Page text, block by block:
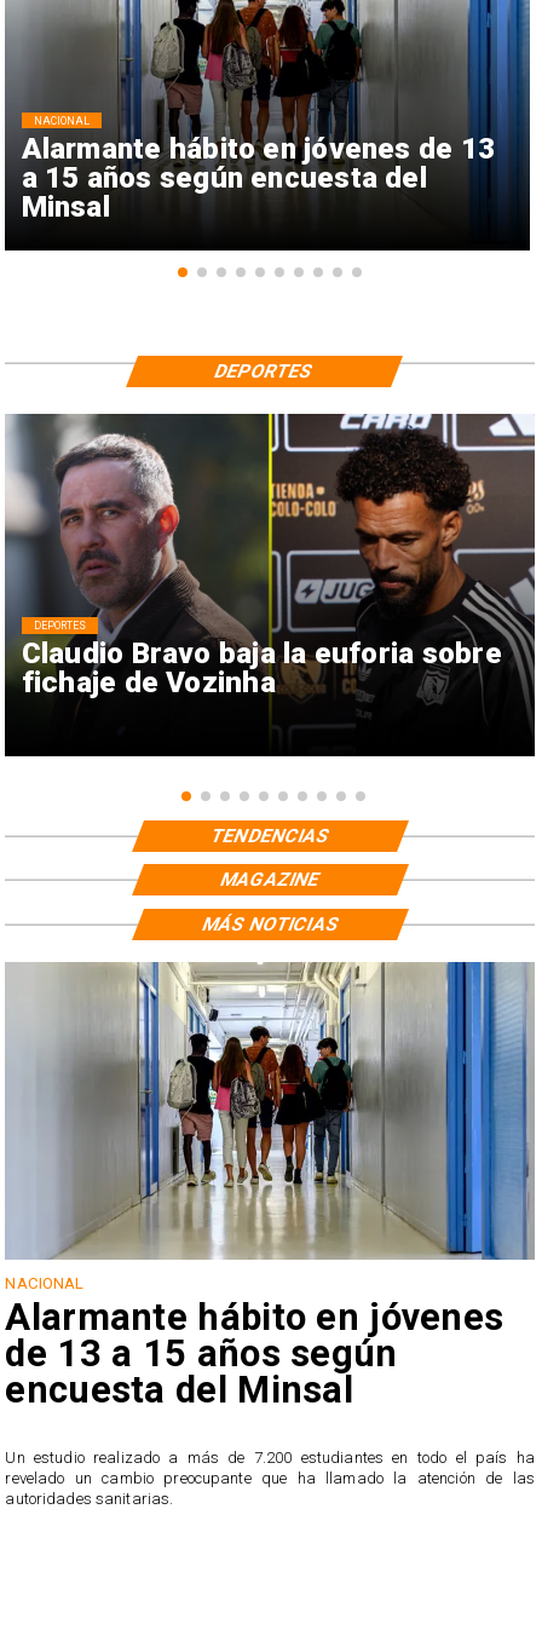
Alarmante hábito en jóvenes de 13
a 15 años según encuesta del
Minsal
NACIONAL
Claudio Bravo baja la euforia sobre
fichaje de Vozinha
DEPORTES
DEPORTES
TENDENCIAS
MAGAZINE
NACIONAL
Alarmante hábito en jóvenes
de 13 a 15 años según
encuesta del Minsal
Un estudio realizado a más de 7.200 estudiantes en todo el país ha
revelado un cambio preocupante que ha llamado la atención de las
autoridades sanitarias.
MÁS NOTICIAS